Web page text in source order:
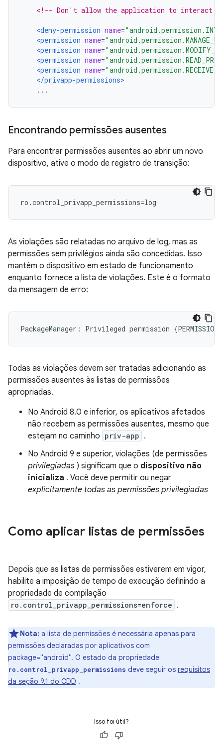
<!-- Don't allow the application to interact
<deny-permission name=
<permission name=
<permission name=
<permission name=
<permission name=
</privapp-permissions>
...
Encontrando permissões ausentes
Para encontrar permissões ausentes ao abrir um novo
dispositivo, ative o modo de registro de transição:
ro.control_privapp_permissions=log
As violações são relatadas no arquivo de log, mas as
permissões sem privilégios ainda são concedidas. Isso
mantém o dispositivo em estado de funcionamento
enquanto fornece a lista de violações. Este é o formato
da mensagem de erro:
Todas as violações devem ser tratadas adicionando as
permissões ausentes às listas de permissões
apropriadas.
No Android 8.0 e inferior, os aplicativos afetados
não recebem as permissões ausentes, mesmo que
estejam no caminho priv-app .
No Android 9 e superior, violações (de permissões
privilegiadas ) significam que o dispositivo não
inicializa . Você deve permitir ou negar
explicitamente todas as permissões privilegiadas
Como aplicar listas de permissões
Depois que as listas de permissões estiverem em vigor,
habilite a imposição de tempo de execução definindo a
propriedade de compilação
ro.control_privapp_permissions=enforce .
Nota: a lista de permissões é necessária apenas para
permissões declaradas por aplicativos com
package="android". O estado da propriedade
ro.control_privapp_permissions deve seguir os requisitos
da seção 9.1 do CDD .
Isso foi útil?